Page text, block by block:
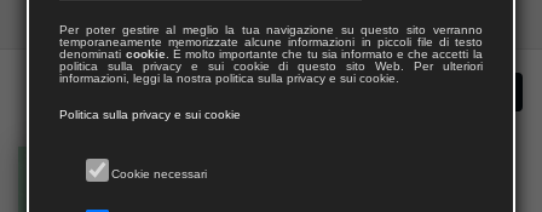
Per poter gestire al meglio la tua navigazione su questo sito verranno
temporaneamente memorizzate alcune informazioni in piccoli file di testo
denominati cookie. È molto importante che tu sia informato e che accetti la
politica sulla privacy e sui cookie di questo sito Web. Per ulteriori
informazioni, leggi la nostra politica sulla privacy e sui cookie.
Politica sulla privacy e sui cookie
Cookie necessari